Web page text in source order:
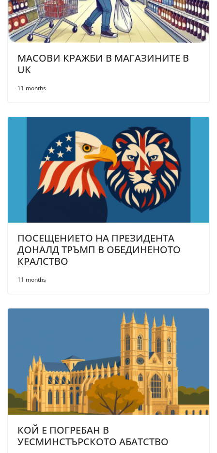
МАСОВИ КРАЖБИ В МАГАЗИНИТЕ В
UK
11 months
ПОСЕЩЕНИЕТО НА ПРЕЗИДЕНТА
ДОНАЛД ТРЪМП В ОБЕДИНЕНОТО
КРАЛСТВО
11 months
КОЙ Е ПОГРЕБАН В
УЕСМИНСТЪРСКОТО АБАТСТВО